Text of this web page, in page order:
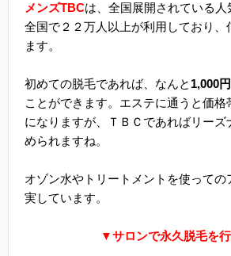
メンズTBCは、全国展開されている人
全国で２２万人以上が利用しており、
ます。
初めての脱毛であれば、なんと 1,000円
ことができます。エステに通うと価
になりますが、ＴＢＣであればリーズ
められますね。
オゾン水やトリートメントを使っての
実しています。
▼サロンで永久脱毛を